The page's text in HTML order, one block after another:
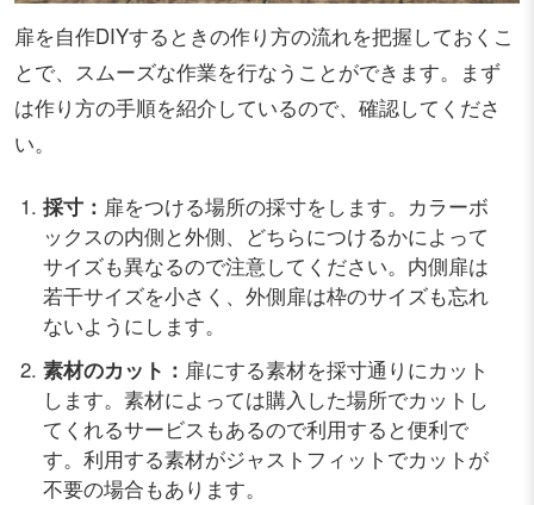
扉を自作DIYするときの作り方の流れを把握しておくこ
とで、スムーズな作業を行なうことができます。まず
は作り方の手順を紹介しているので、確認してくださ
い。
採寸： 扉をつける場所の採寸をします。カラーボ
ックスの内側と外側、どちらにつけるかによって
サイズも異なるので注意してください。内側扉は
若干サイズを小さく、外側扉は枠のサイズも忘れ
ないようにします。
素材のカット： 扉にする素材を採寸通りにカット
します。素材によっては購入した場所でカットし
てくれるサービスもあるので利用すると便利で
す。利用する素材がジャストフィットでカットが
不要の場合もあります。